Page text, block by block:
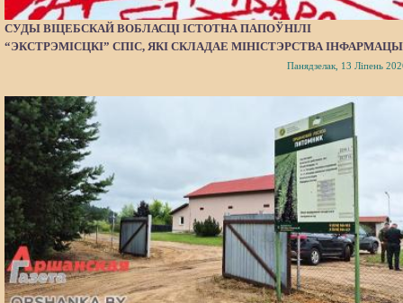
СУДЫ ВІЦЕБСКАЙ ВОБЛАСЦІ ІСТОТНА ПАПОЎНІЛІ
“ЭКСТРЭМІСЦКІ” СПІС, ЯКІ СКЛАДАЕ МІНІСТЭРСТВА
Панядзелак, 13 Ліпень